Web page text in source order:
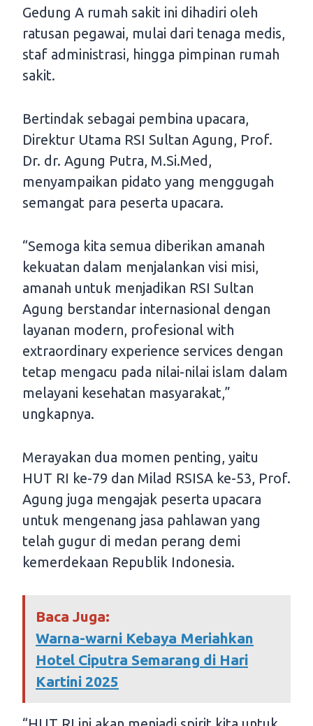
Gedung A rumah sakit ini dihadiri oleh
ratusan pegawai, mulai dari tenaga medis,
staf administrasi, hingga pimpinan rumah
sakit.
Bertindak sebagai pembina upacara,
Direktur Utama RSI Sultan Agung, Prof.
Dr. dr. Agung Putra, M.Si.Med,
menyampaikan pidato yang menggugah
semangat para peserta upacara.
“Semoga kita semua diberikan amanah
kekuatan dalam menjalankan visi misi,
amanah untuk menjadikan RSI Sultan
Agung berstandar internasional dengan
layanan modern, profesional with
extraordinary experience services dengan
tetap mengacu pada nilai-nilai islam dalam
melayani kesehatan masyarakat,”
ungkapnya.
Merayakan dua momen penting, yaitu
HUT RI ke-79 dan Milad RSISA ke-53, Prof.
Agung juga mengajak peserta upacara
untuk mengenang jasa pahlawan yang
telah gugur di medan perang demi
kemerdekaan Republik Indonesia.
Baca Juga:
Warna-warni Kebaya Meriahkan
Hotel Ciputra Semarang di Hari
Kartini 2025